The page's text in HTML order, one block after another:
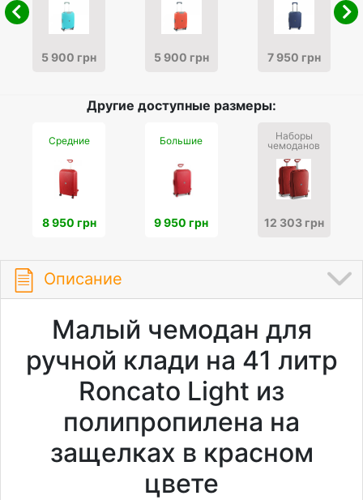
5 900 грн 5 900 грн 7 950 грн
Другие доступные размеры:
Средние
8 950 грн
Большие
9 950 грн
Наборы
чемоданов
12 303 грн
Описание
Малый чемодан для
ручной клади на 41 литр
Roncato Light из
полипропилена на
защелках в красном
цвете